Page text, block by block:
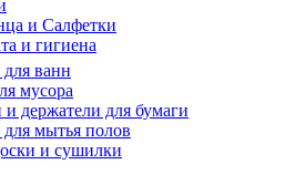
и Салфетки
и гигиена
ванн
мусора
держатели для бумаги
мытья полов
и сушилки